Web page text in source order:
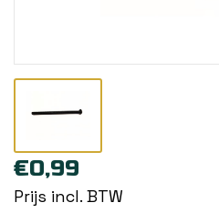
€0,99
Prijs incl. BTW